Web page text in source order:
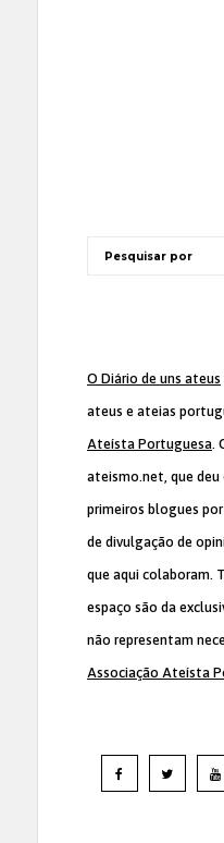
O Diário de uns ateus
ateus e ateias
Ateísta Portuguesa.
ateismo.net, que
primeiros blogues
de divulgação de
que aqui colaboram.
espaço são da
não representam
Associação Ateísta